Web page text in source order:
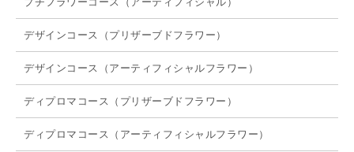
デザインコース（プリザーブドフラワー）
デザインコース（アーティフィシャルフラワー）
ディプロマコース（プリザーブドフラワー）
ディプロマコース（アーティフィシャルフラワー）